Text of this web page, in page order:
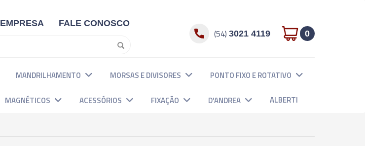
EMPRESA FALE CONOSCO
(54) 3021 4119 0
MANDRILHAMENTO MORSAS E DIVISORES PONTO FIXO E ROTATIVO
MAGNÉTICOS ACESSÓRIOS FIXAÇÃO D'ANDREA ALBERTI